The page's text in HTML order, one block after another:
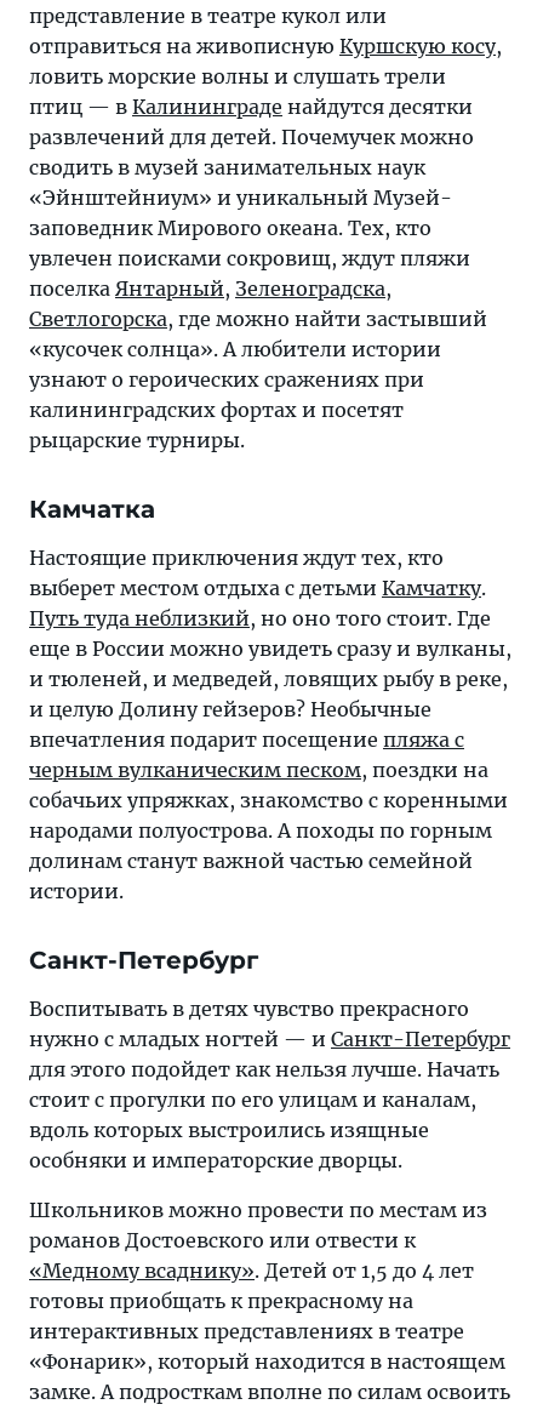
представление в театре кукол или
отправиться на живописную Куршскую косу,
ловить морские волны и слушать трели
птиц — в Калининграде найдутся десятки
развлечений для детей. Почемучек можно
сводить в музей занимательных наук
«Эйнштейниум» и уникальный Музей-
заповедник Мирового океана. Тех, кто
увлечен поисками сокровищ, ждут пляжи
поселка Янтарный, Зеленоградска,
Светлогорска, где можно найти застывший
«кусочек солнца». А любители истории
узнают о героических сражениях при
калининградских фортах и посетят
рыцарские турниры.
Камчатка
Настоящие приключения ждут тех, кто
выберет местом отдыха с детьми Камчатку.
Путь туда неблизкий, но оно того стоит. Где
еще в России можно увидеть сразу и вулканы,
и тюленей, и медведей, ловящих рыбу в реке,
и целую Долину гейзеров? Необычные
впечатления подарит посещение пляжа с
черным вулканическим песком, поездки на
собачьих упряжках, знакомство с коренными
народами полуострова. А походы по горным
долинам станут важной частью семейной
истории.
Санкт-Петербург
Воспитывать в детях чувство прекрасного
нужно с младых ногтей — и Санкт-Петербург
для этого подойдет как нельзя лучше. Начать
стоит с прогулки по его улицам и каналам,
вдоль которых выстроились изящные
особняки и императорские дворцы.
Школьников можно провести по местам из
романов Достоевского или отвести к
«Медному всаднику». Детей от 1,5 до 4 лет
готовы приобщать к прекрасному на
интерактивных представлениях в театре
«Фонарик», который находится в настоящем
замке. А подросткам вполне по силам освоить